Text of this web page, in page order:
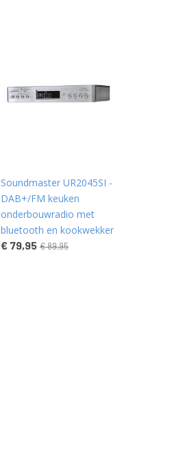
Soundmaster UR2045SI -
DAB+/FM keuken
onderbouwradio met
bluetooth en kookwekker
€ 79,95 € 89,95